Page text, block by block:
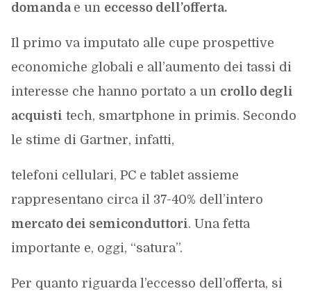
domanda e un eccesso dell’offerta.
Il primo va imputato alle cupe prospettive
economiche globali e all’aumento dei tassi di
interesse che hanno portato a un crollo degli
acquisti tech, smartphone in primis. Secondo
le stime di Gartner, infatti,
telefoni cellulari, PC e tablet assieme
rappresentano circa il 37-40% dell’intero
mercato dei semiconduttori. Una fetta
importante e, oggi, “satura”.
Per quanto riguarda l’eccesso dell’offerta, si